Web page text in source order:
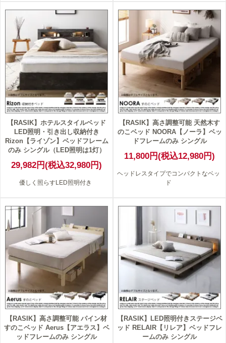
【RASIK】ホテルスタイルベッド
LED照明・引き出し収納付き
Rizon【ライゾン】ベッドフレーム
のみ シングル（LED照明は1灯）
29,982円(税込32,980円)
優しく照らすLED照明付き
【RASIK】高さ調整可能 天然木す
のこベッド NOORA【ノーラ】ベッ
ドフレームのみ シングル
11,800円(税込12,980円)
ヘッドレスタイプでコンパクトなベッ
ド
【RASIK】高さ調整可能 パイン材
すのこベッド Aerus【アエラス】ベ
ッドフレームのみ シングル
【RASIK】LED照明付きステージベ
ッド RELAIR【リレア】ベッドフレ
ームのみ シングル